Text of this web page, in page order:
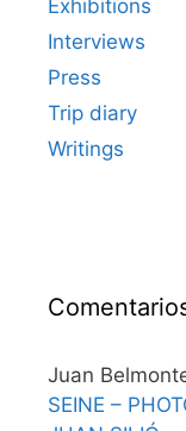
Exhibitions
Interviews
Press
Trip diary
Writings
Juan
SEINE –